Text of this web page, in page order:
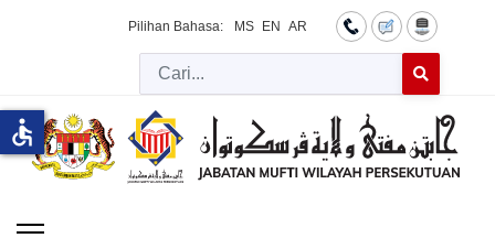
Pilihan Bahasa: MS EN AR
Cari
accessible